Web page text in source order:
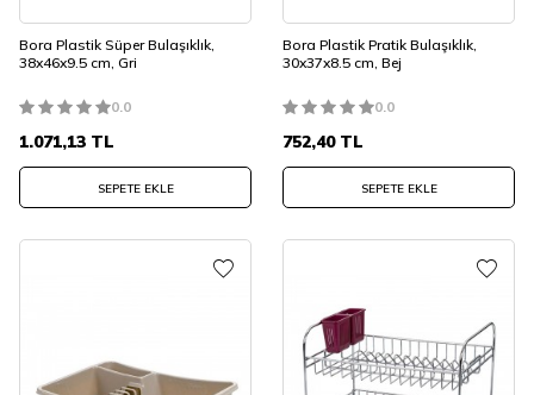
Bora Plastik Süper Bulaşıklık,
38x46x9.5 cm, Gri
0.0
1.071,13 TL
SEPETE EKLE
Bora Plastik Pratik Bulaşıklık,
30x37x8.5 cm, Bej
0.0
752,40TL
SEPETE EKLE